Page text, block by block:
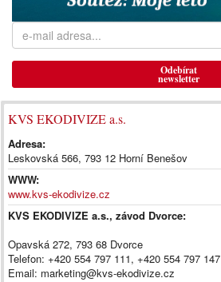
Odebírat
newsletter
KVS EKODIVIZE a.s.
Adresa:
Leskovská 566, 793 12 Horní Benešov
WWW:
www.kvs-ekodivize.cz
KVS EKODIVIZE a.s., závod Dvorce:
Opavská 272, 793 68 Dvorce
Telefon: +420 554 797 111, +420 554 797 147
Email: marketing@kvs-ekodivize.cz